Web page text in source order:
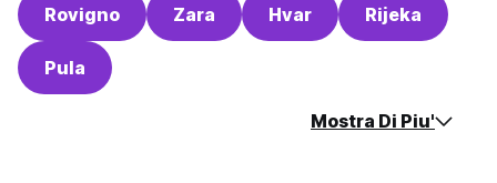
Rovigno Zara Hvar Rijeka
Pula
Mostra Di Piu'